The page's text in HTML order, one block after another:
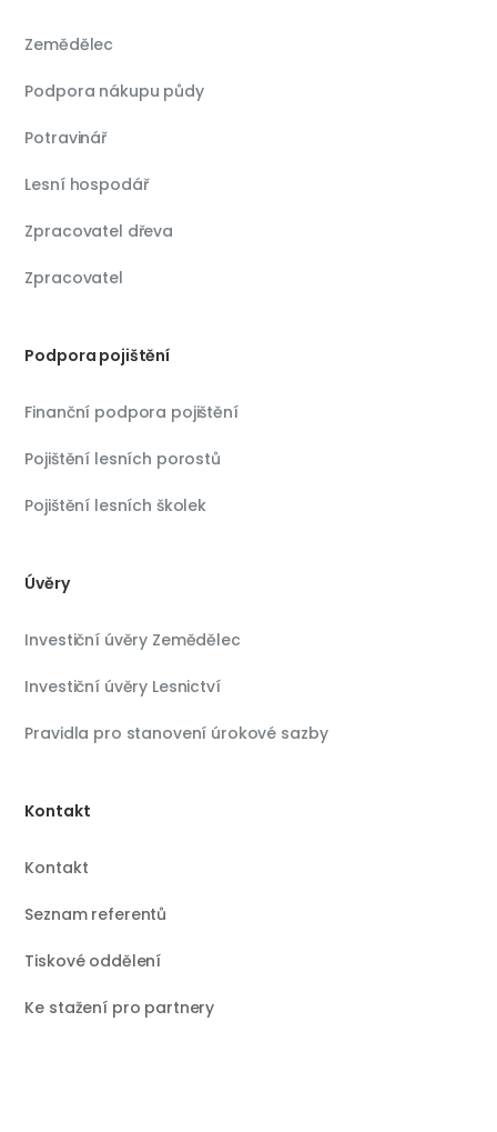
Zemědělec
Podpora nákupu půdy
Potravinář
Lesní hospodář
Zpracovatel dřeva
Zpracovatel
Podpora pojištění
Finanční podpora pojištění
Pojištění lesních porostů
Pojištění lesních školek
Úvěry
Investiční úvěry Zemědělec
Investiční úvěry Lesnictví
Pravidla pro stanovení úrokové sazby
Kontakt
Kontakt
Seznam referentů
Tiskové oddělení
Ke stažení pro partnery